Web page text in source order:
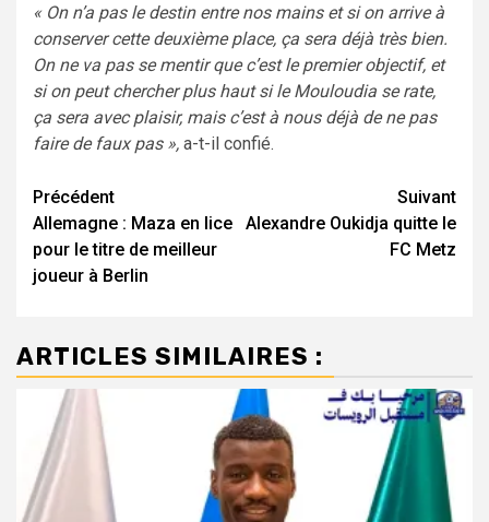
« On n’a pas le destin entre nos mains et si on arrive à
conserver cette deuxième place, ça sera déjà très bien.
On ne va pas se mentir que c’est le premier objectif, et
si on peut chercher plus haut si le Mouloudia se rate,
ça sera avec plaisir, mais c’est à nous déjà de ne pas
faire de faux pas », a-t-il confié.
Navigation
d’article
Précédent
Allemagne : Maza en lice
pour le titre de meilleur
joueur à Berlin
Suivant
Alexandre Oukidja quitte le
FC Metz
ARTICLES SIMILAIRES :